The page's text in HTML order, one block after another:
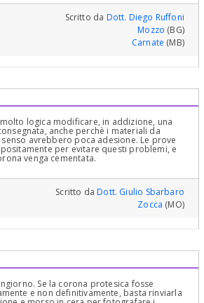
Scritto da Dott. Diego Ruffoni
Mozzo (BG)
Carnate (MB)
logica modificare, in addizione, una
anche perchè i materiali da
avrebbero poca adesione. Le prove
per evitare questi problemi, e
venga cementata.
Scritto daDott. Giulio Sbarbaro
Zocca (MO)
Se la corona protesica fosse
e non definitivamente, basta rinviarla